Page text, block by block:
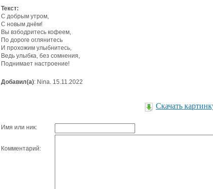
Текст:
С добрым утром,
С новым днём!
Вы взбодритесь кофеем,
По дороге оглянитесь
И прохожим улыбнитесь,
Ведь улыбка, без сомнения,
Поднимает настроение!
Добавил(а): Nina. 15.11.2022
Скачать
Имя или ник:
Комментарий: